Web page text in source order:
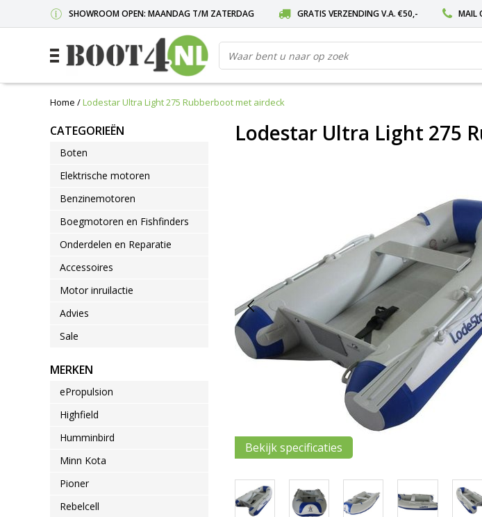
SHOWROOM OPEN: MAANDAG T/M ZATERDAG GRATIS VERZENDING V.A. €50,- MAIL
Home /Lodestar Ultra Light 275 Rubberboot met airdeck
CATEGORIEËN
Boten
Elektrische motoren
Benzinemotoren
Boegmotoren en Fishfinders
Onderdelen en Reparatie
Accessoires
Motor inruilactie
Advies
Sale
MERKEN
ePropulsion
Highfield
Humminbird
Minn Kota
Pioner
Rebelcell
Lodestar Ultra Light 275
Bekijk specificaties